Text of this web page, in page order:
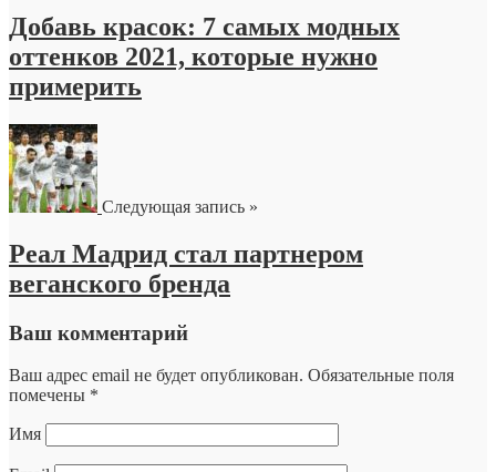
Добавь красок: 7 самых модных
оттенков 2021, которые нужно
примерить
Следующая запись »
Реал Мадрид стал партнером
веганского бренда
Ваш комментарий
Ваш адрес email не будет опубликован. Обязательные поля
помечены *
Имя